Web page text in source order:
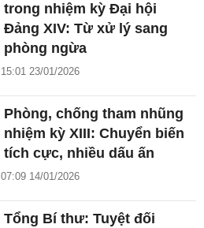
trong nhiệm kỳ Đại hội
Đảng XIV: Từ xử lý sang
phòng ngừa
15:01 23/01/2026
Phòng, chống tham nhũng
nhiệm kỳ XIII: Chuyển biến
tích cực, nhiều dấu ấn
07:09 14/01/2026
Tổng Bí thư: Tuyệt đối